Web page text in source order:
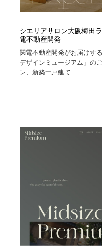
シエリアサロン大阪梅田
電不動産開発
関電不動産開発がお届けす
デザインミュージアム」の
ン、新築一戸建て...